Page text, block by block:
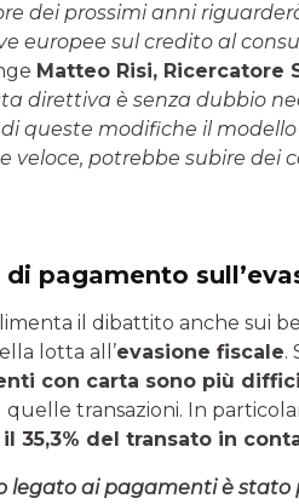
dei prossimi anni
europee sul credito al
Matteo Risi, Ricercatore
direttiva è senza dubbio
queste modifiche il
veloce, potrebbe subire dei
pagamento
il dibattito anche sui
lotta all’evasione fiscale.
con carta sono più
transazioni. In
il 35,3% del transato in
ai pagamenti è stato